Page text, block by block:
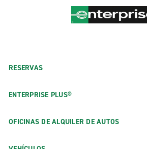
RESERVAS
ENTERPRISE PLUS®
OFICINAS DE ALQUILER DE AUTOS